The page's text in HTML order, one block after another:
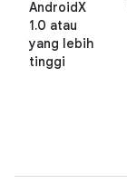
AndroidX
1.0 atau
yang lebih
tinggi